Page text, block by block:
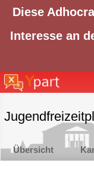
Diese
Interesse an
Übersicht